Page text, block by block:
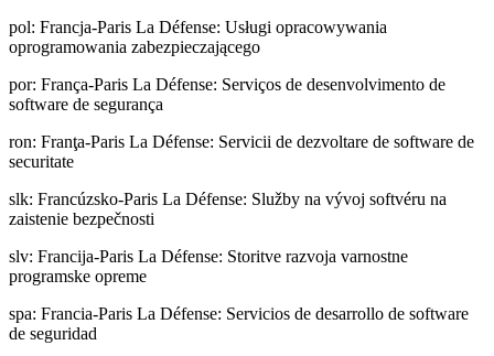
pol: Francja-Paris La Défense: Usługi opracowywania
oprogramowania zabezpieczającego
por: França-Paris La Défense: Serviços de desenvolvimento de
software de segurança
ron: Franţa-Paris La Défense: Servicii de dezvoltare de software de
securitate
slk: Francúzsko-Paris La Défense: Služby na vývoj softvéru na
zaistenie bezpečnosti
slv: Francija-Paris La Défense: Storitve razvoja varnostne
programske opreme
spa: Francia-Paris La Défense: Servicios de desarrollo de software
de seguridad